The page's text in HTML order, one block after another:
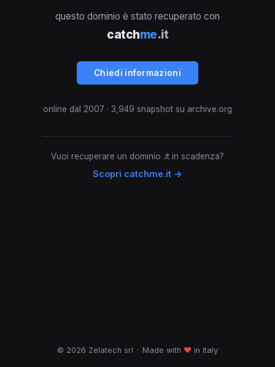
questo dominio è stato recuperato con
catchme.it
Chiedi informazioni
online dal 2007 · 3,949 snapshot su archive.org
Vuoi recuperare un dominio .it in scadenza?
Scopri catchme.it →
© 2026 Zelatech srl · Made with ♥ in Italy